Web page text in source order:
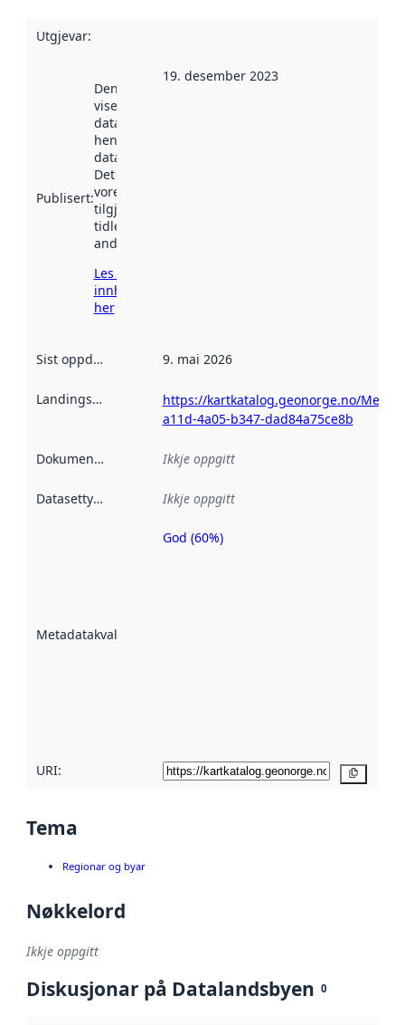
Utgjevar:
Publisert:
Denne datoen
viser når
datasettet vart
henta inn av
data.norge.no.
Det kan ha
vore
tilgjengeleg
tidlegare
andre stader.
Les meir om
innhenting
her
19. desember 2023
Sist oppdatert 9. mai 2026
Landingsside
https://kartkatalog.geonorge.no/
a11d-4a05-b347-dad84a75ce8b
Dokumentasjon Ikkje oppgitt
Datasettype Ikkje oppgitt
Metadatakvalitet
Metadatakvalitet
God (60%)
URI:
Tema
Regionar og byar
Nøkkelord
Ikkje oppgitt
Diskusjonar på Datalandsbyen 0